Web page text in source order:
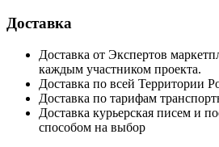
Доставка
Доставка от Экспертов
каждым участником проекта.
Доставка по всей Территории
Доставка по тарифам
Доставка курьерская писем и
способом на выбор